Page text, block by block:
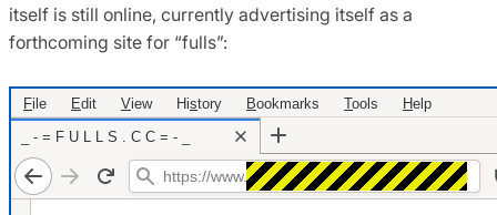
itself is still online, currently advertising itself as a
forthcoming site for “fulls”: